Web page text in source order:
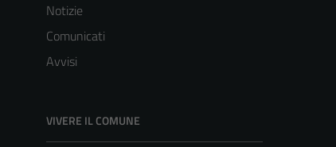
Notizie
Comunicati
Avvisi
VIVERE IL COMUNE